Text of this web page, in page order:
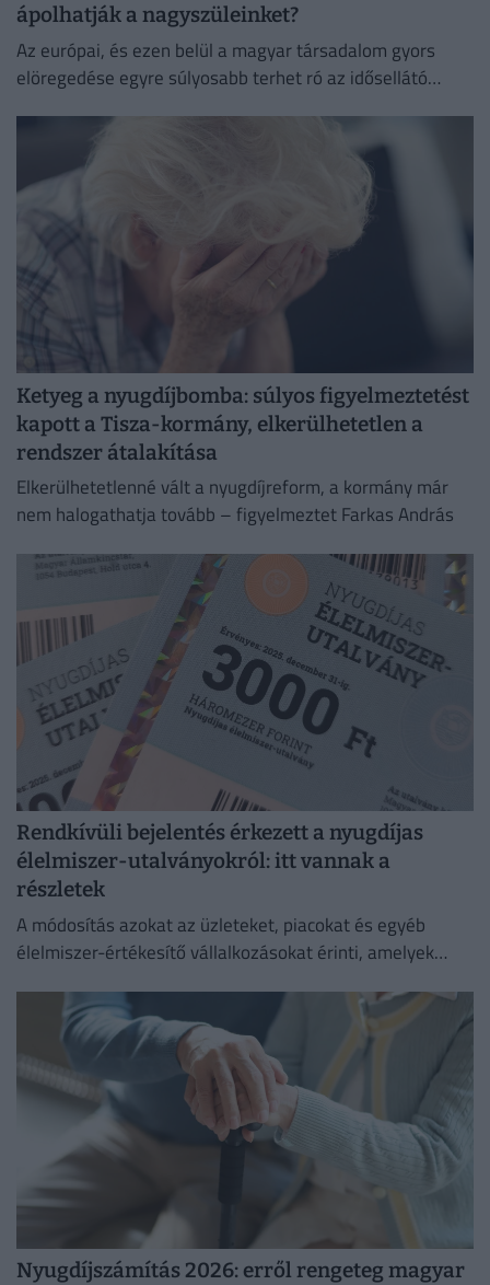
ápolhatják a nagyszüleinket?
Az európai, és ezen belül a magyar társadalom gyors
elöregedése egyre súlyosabb terhet ró az idősellátó
Ketyeg a nyugdíjbomba: súlyos figyelmeztetést
kapott a Tisza-kormány, elkerülhetetlen a
rendszer átalakítása
Elkerülhetetlenné vált a nyugdíjreform, a kormány már
nem halogathatja tovább – figyelmeztet Farkas András
Rendkívüli bejelentés érkezett a nyugdíjas
élelmiszer-utalványokról: itt vannak a
részletek
A módosítás azokat az üzleteket, piacokat és egyéb
élelmiszer-értékesítő vállalkozásokat érinti, amelyek
Nyugdíjszámítás 2026: erről rengeteg magyar